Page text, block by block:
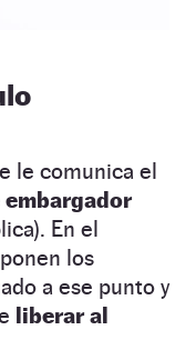
le comunica el
embargador
En el
los
a ese punto y
liberar al